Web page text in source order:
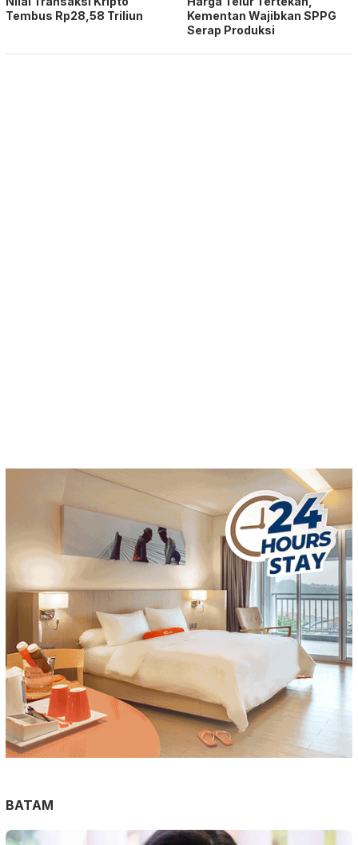
Tembus Rp28,58 Triliun
Kementan Wajibkan SPPG
Serap Produksi
BATAM